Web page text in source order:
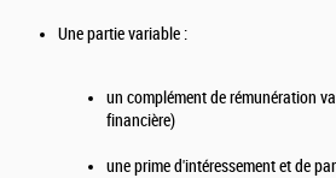
Une partie variable :
un complément de rémunération
financière)
une prime d'intéressement et de